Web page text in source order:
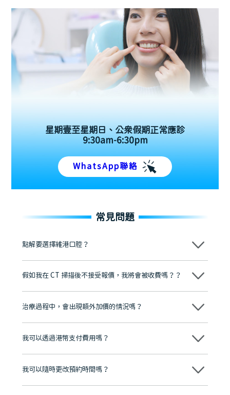
星期壹至星期日、公眾假期正常應診
9:30am-6:30pm
WhatsApp聯絡
常見問題
點解要選擇維港口腔？
維港口腔踐行「醫道濟世」的大學校訓，各分院匯聚來自香港、內地的
牌」、「2025香港企業領袖品牌」，是諾貝爾種植系統全球放心植牙中
至今已服務超過三十個國家和地區的顧客，受到粵港澳大灣區及周邊城
市市民極高的口碑評價及信任推薦 珠海、深圳設有八大分院，香港亦設
有咨詢及服務保障中心，有任何問題都可以隨時預約免費咨詢，讓人十
假如我在 CT 掃描後不接受報價，我將會被收費嗎？？
不會！只要未開始實際服務之前，你不會被收取任何費用。
治療過程中，會出現額外加價的情況嗎？
不會，治療前我們會詳細說明治療方案及對應的價錢，顧客同意並簽字
我可以透過港幣支付費用嗎？
可以。維港口腔會按照當日匯率轉算收取費用，而匯率會及時告知客人
我可以隨時更改預約時間嗎？
可以，請盡早通過wechat或whatsapp聯絡我們，告知我們你原本預約